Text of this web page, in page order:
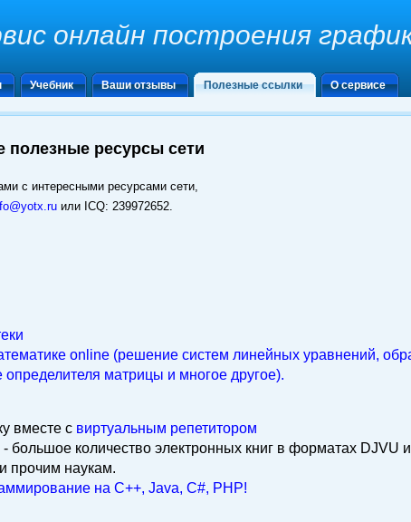
онлайн построения
Учебник Ваши отзывы Полезные ссылки О сервисе
полезные ресурсы сети
с интересными ресурсами сети,
или ICQ: 239972652.
online (решение систем линейных уравнений,
матрицы и многое другое).
вместе с виртуальным репетитором
- большое количество электронных книг в форматах DJVU
прочим наукам.
на C++, Java, C#, PHP!